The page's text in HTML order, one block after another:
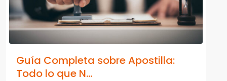
Guía Completa sobre Apostilla:
Todo lo que N...